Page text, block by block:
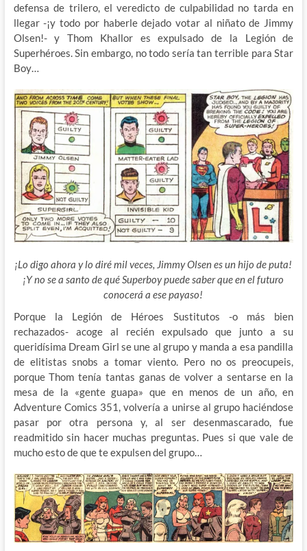
defensa de trilero, el veredicto de culpabilidad no tarda en
llegar -¡y todo por haberle dejado votar al niñato de Jimmy
Olsen!- y Thom Khallor es expulsado de la Legión de
Superhéroes. Sin embargo, no todo sería tan terrible para Star
Boy…
¡Lo digo ahora y lo diré mil veces, Jimmy Olsen es un hijo de puta!
¡Y no se a santo de qué Superboy puede saber que en el futuro
conocerá a ese payaso!
Porque la Legión de Héroes Sustitutos -o más bien
rechazados- acoge al recién expulsado que junto a su
queridísima Dream Girl se une al grupo y manda a esa pandilla
de elitistas snobs a tomar viento. Pero no os preocupeis,
porque Thom tenía tantas ganas de volver a sentarse en la
mesa de la «gente guapa» que en menos de un año, en
Adventure Comics 351, volvería a unirse al grupo haciéndose
pasar por otra persona y, al ser desenmascarado, fue
readmitido sin hacer muchas preguntas. Pues si que vale de
mucho esto de que te expulsen del grupo…